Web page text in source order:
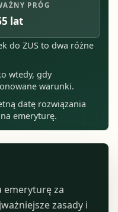
PRÓG
lat
do ZUS to dwa różne
wtedy, gdy
warunki.
datę rozwiązania
emeryturę.
emeryturę za
zasady i